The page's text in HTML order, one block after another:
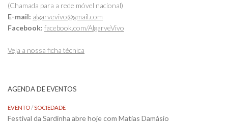
(Chamada para a rede móvel nacional)
E-mail: algarvevivo@gmail.com
Facebook: facebook.com/AlgarveVivo
Veja a nossa ficha técnica
AGENDA DE EVENTOS
EVENTO/SOCIEDADE
Festival da Sardinha abre hoje com Matias Damásio